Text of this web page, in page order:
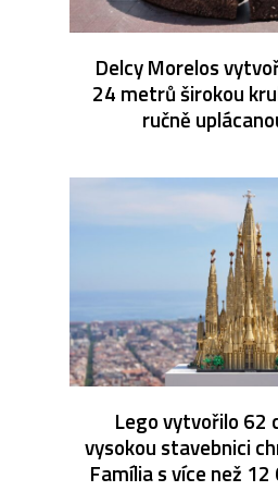
Delcy Morelos
24 metrů širokou
ručně
Lego vytvořilo 62
vysokou stavebnici
Família s více než